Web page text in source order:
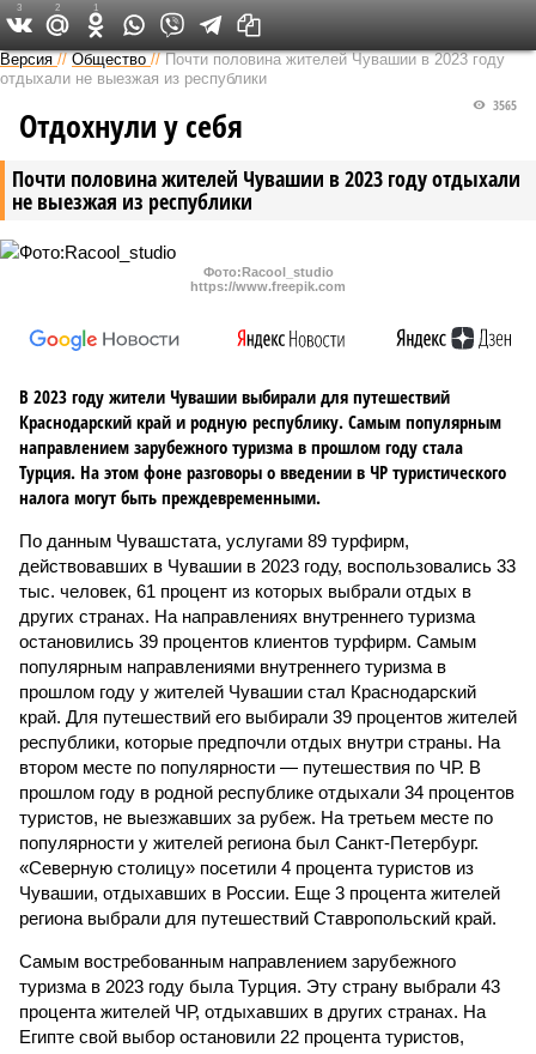
Версия в Чувашии
Версия //Общество //Почти половина жителей Чувашии в 2023 году
отдыхали не выезжая из республики
Почти половина жителей Чувашии в 2023 году отдыхали
не выезжая из республики
3565
Отдохнули у себя
Фото:Racool_studio
https://www.freepik.com
В 2023 году жители Чувашии выбирали для путешествий
Краснодарский край и родную республику. Самым популярным
направлением зарубежного туризма в прошлом году стала
Турция. На этом фоне разговоры о введении в ЧР туристического
налога могут быть преждевременными.
По данным Чувашстата, услугами 89 турфирм,
действовавших в Чувашии в 2023 году, воспользовались 33
тыс. человек, 61 процент из которых выбрали отдых в
других странах. На направлениях внутреннего туризма
остановились 39 процентов клиентов турфирм. Самым
популярным направлениями внутреннего туризма в
прошлом году у жителей Чувашии стал Краснодарский
край. Для путешествий его выбирали 39 процентов жителей
республики, которые предпочли отдых внутри страны. На
втором месте по популярности — путешествия по ЧР. В
прошлом году в родной республике отдыхали 34 процентов
туристов, не выезжавших за рубеж. На третьем месте по
популярности у жителей региона был Санкт-Петербург.
«Северную столицу» посетили 4 процента туристов из
Чувашии, отдыхавших в России. Еще 3 процента жителей
региона выбрали для путешествий Ставропольский край.
Самым востребованным направлением зарубежного
туризма в 2023 году была Турция. Эту страну выбрали 43
процента жителей ЧР, отдыхавших в других странах. На
Египте свой выбор остановили 22 процента туристов,
3 2 1